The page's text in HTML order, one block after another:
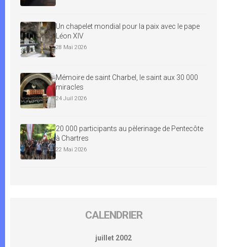
Un chapelet mondial pour la paix avec le pape
Léon XIV
28 Mai 2026
Mémoire de saint Charbel, le saint aux 30 000
miracles
24 Juil 2026
20 000 participants au pèlerinage de Pentecôte
à Chartres
22 Mai 2026
CALENDRIER
juillet 2002